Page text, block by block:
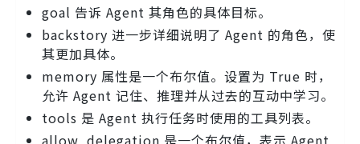
goal 告诉 Agent 其角色的具体目标。
backstory 进一步详细说明了 Agent 的角色，使
其更加具体。
memory 属性是一个布尔值。设置为 True 时，
允许 Agent 记住、推理并从过去的互动中学习。
tools 是 Agent 执行任务时使用的工具列表。
allow_delegation 是一个布尔值，表示 Agent